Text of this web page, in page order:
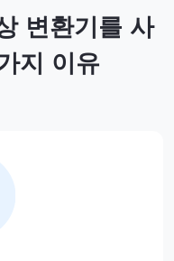
변환기를 사
지 이유